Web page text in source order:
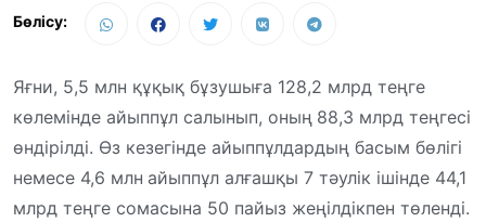
Бөлісу:
Яғни, 5,5 млн құқық бұзушыға 128,2 млрд теңге
көлемінде айыппұл салынып, оның 88,3 млрд теңгесі
өндірілді. Өз кезегінде айыппұлдардың басым бөлігі
немесе 4,6 млн айыппұл алғашқы 7 тәулік ішінде 44,1
млрд теңге сомасына 50 пайыз жеңілдікпен төленді.